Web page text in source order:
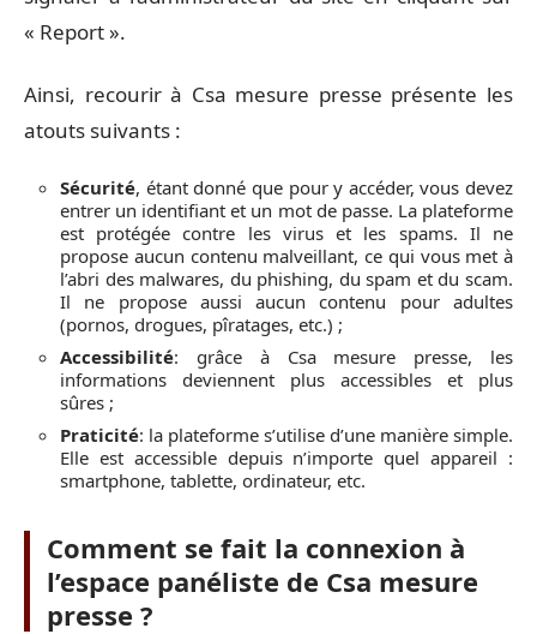
« Report ».
Ainsi, recourir à Csa mesure presse présente les
atouts suivants :
Sécurité, étant donné que pour y accéder, vous devez
entrer un identifiant et un mot de passe. La plateforme
est protégée contre les virus et les spams. Il ne
propose aucun contenu malveillant, ce qui vous met à
l’abri des malwares, du phishing, du spam et du scam.
Il ne propose aussi aucun contenu pour adultes
(pornos, drogues, pîratages, etc.) ;
Accessibilité: grâce à Csa mesure presse, les
informations deviennent plus accessibles et plus
sûres ;
Praticité: la plateforme s’utilise d’une manière simple.
Elle est accessible depuis n’importe quel appareil :
smartphone, tablette, ordinateur, etc.
Comment se fait la connexion à
l’espace panéliste de Csa mesure
presse ?